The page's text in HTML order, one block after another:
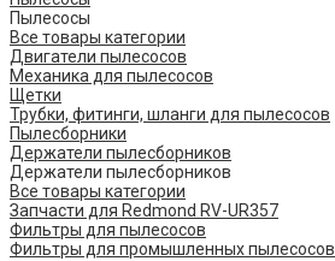
Пылесосы
Все товары категории
Двигатели пылесосов
Механика для пылесосов
Щетки
Трубки, фитинги, шланги для пылесосов
Пылесборники
Держатели пылесборников
Держатели пылесборников
Все товары категории
Запчасти для Redmond RV-UR357
Фильтры для пылесосов
Фильтры для промышленных пылесосов